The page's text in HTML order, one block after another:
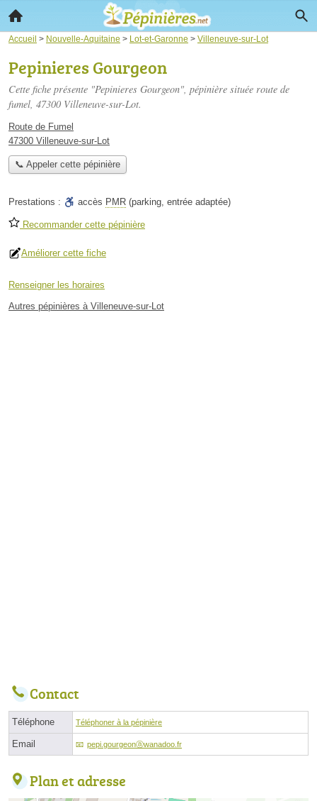
Accueil > Nouvelle-Aquitaine > Lot-et-Garonne > Villeneuve-sur-Lot
Pepinieres Gourgeon
Cette fiche présente "Pepinieres Gourgeon", pépinière située route de
fumel, 47300 Villeneuve-sur-Lot.
Route de Fumel
47300 Villeneuve-sur-Lot
📞 Appeler cette pépinière
Prestations : accès PMR (parking, entrée adaptée)
Recommander cette pépinière
Améliorer cette fiche
Renseigner les horaires
Autres pépinières à Villeneuve-sur-Lot
Contact
Téléphone Téléphoner à la pépinière
Email pepi.gourgeonⓐwanadoo.fr
Plan et adresse